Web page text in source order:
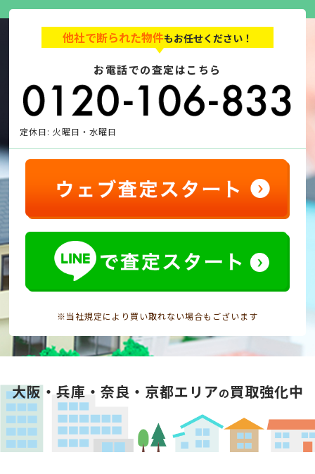
他社で断られた物件もお任せください！
お電話での査定はこちら
定休日: 火曜日・水曜日
※当社規定により買い取れない場合もございます
大阪・兵庫・奈良・京都エリアの買取強化中